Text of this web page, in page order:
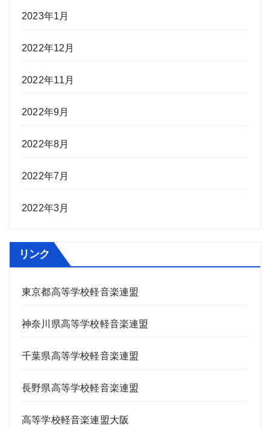
2023年1月
2022年12月
2022年11月
2022年9月
2022年8月
2022年7月
2022年3月
リンク
東京都高等学校軽音楽連盟
神奈川県高等学校軽音楽連盟
千葉県高等学校軽音楽連盟
長野県高等学校軽音楽連盟
高等学校軽音楽連盟大阪